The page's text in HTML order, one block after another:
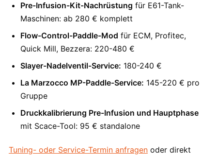
Pre-Infusion-Kit-Nachrüstung für E61-Tank-
Maschinen: ab 280 € komplett
Flow-Control-Paddle-Mod für ECM, Profitec,
Quick Mill, Bezzera: 220-480 €
Slayer-Nadelventil-Service: 180-240 €
La Marzocco MP-Paddle-Service: 145-220 € pro
Gruppe
Druckkalibrierung Pre-Infusion und Hauptphase
mit Scace-Tool: 95 € standalone
Tuning- oder Service-Termin anfragen oder direkt